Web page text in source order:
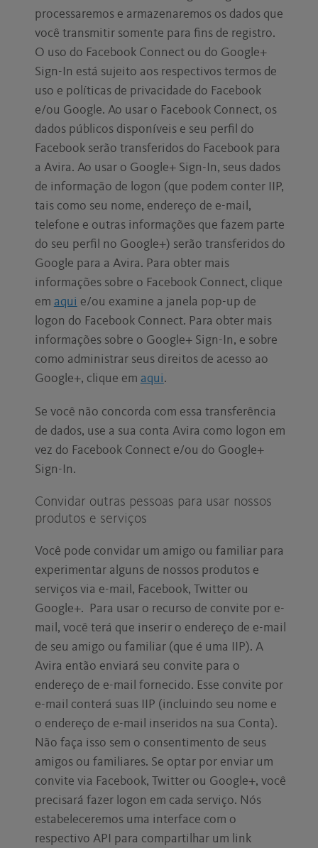
processaremos e armazenaremos os dados que
você transmitir somente para fins de registro.
O uso do Facebook Connect ou do Google+
Sign-In está sujeito aos respectivos termos de
uso e políticas de privacidade do Facebook
e/ou Google. Ao usar o Facebook Connect, os
dados públicos disponíveis e seu perfil do
Facebook serão transferidos do Facebook para
a Avira. Ao usar o Google+ Sign-In, seus dados
de informação de logon (que podem conter IIP,
tais como seu nome, endereço de e-mail,
telefone e outras informações que fazem parte
do seu perfil no Google+) serão transferidos do
Google para a Avira. Para obter mais
informações sobre o Facebook Connect, clique
em aqui e/ou examine a janela pop-up de
logon do Facebook Connect. Para obter mais
informações sobre o Google+ Sign-In, e sobre
como administrar seus direitos de acesso ao
Google+, clique em aqui.
Se você não concorda com essa transferência
de dados, use a sua conta Avira como logon em
vez do Facebook Connect e/ou do Google+
Sign-In.
Convidar outras pessoas para usar nossos
produtos e serviços
Você pode convidar um amigo ou familiar para
experimentar alguns de nossos produtos e
serviços via e-mail, Facebook, Twitter ou
Google+. Para usar o recurso de convite por e-
mail, você terá que inserir o endereço de e-mail
de seu amigo ou familiar (que é uma IIP). A
Avira então enviará seu convite para o
endereço de e-mail fornecido. Esse convite por
e-mail conterá suas IIP (incluindo seu nome e
o endereço de e-mail inseridos na sua Conta).
Não faça isso sem o consentimento de seus
amigos ou familiares. Se optar por enviar um
convite via Facebook, Twitter ou Google+, você
precisará fazer logon em cada serviço. Nós
estabeleceremos uma interface com o
respectivo API para compartilhar um link